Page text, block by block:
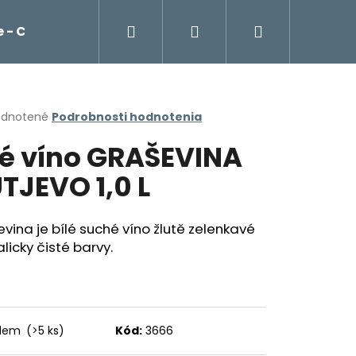
- Cockta, čaje, káva Franck Potraviny
Hľadať Prihlásenie
Podrobnosti hodnotenia
víno GRAŠEVINA
1,0 L
je bílé suché víno žlutě zelenkavé
čisté barvy.
(>5 ks) Kód: 3666